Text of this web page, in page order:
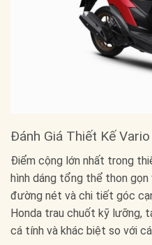
Đánh Giá Thiết Kế
Điểm cộng lớn nhất trong
hình dáng tổng thể thon gọn
đường nét và chi tiết góc
Honda trau chuốt kỹ lưỡng,
cá tính và khác biệt so với